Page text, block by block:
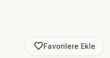
favorite_borderFavorilere Ekle